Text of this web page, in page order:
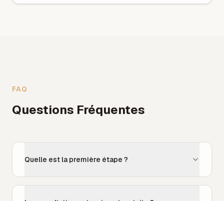
FAQ
Questions Fréquentes
Quelle est la première étape ?